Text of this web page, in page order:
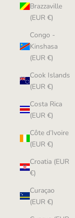
Brazzaville
(EUR €)
Congo -
Kinshasa
(EUR €)
Cook Islands
(EUR €)
Costa Rica
(EUR €)
Côte d’Ivoire
(EUR €)
Croatia (EUR
€)
Curaçao
(EUR €)